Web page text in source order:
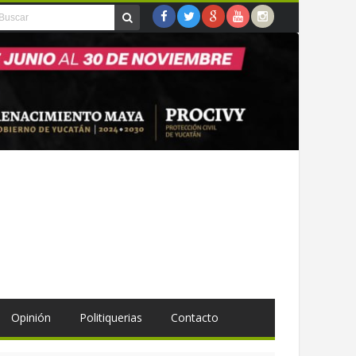
Opinión Politiquerias Contacto